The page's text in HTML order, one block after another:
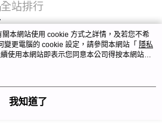
全站排行
本網站使用 cookie 方式之詳情，及若您不希
變更電腦的 cookie 設定，請參閱本網站「 隱私
使用本網站即表示您同意本公司得按本網站使
。
我知道了